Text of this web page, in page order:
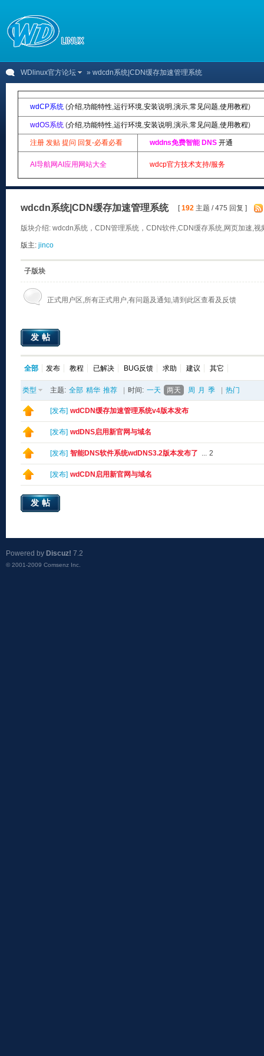
WDlinux官方论坛 » wdcdn系统|CDN缓存加速管理系统
wdCP系统 (介绍,功能特性,运行环境,安装说明 ,演示,常见问题,使用教程)
wdOS系统 (介绍,功能特性,运行环境,安装说明 ,演示,常见问题,使用教程)
注册 发贴 提问 回复-必看必看 wddns免费智能 DNS 开通
AI导航网AI应用网站大全 wdcp官方技术支持/服务
wdcdn系统|CDN缓存加速管理系统 [192 主题 / 475 回复 ]
版块介绍: wdcdn系统，CDN管理系统，CDN软件,CDN缓存系统,网页加速,
版主: jinco
子版块
正式用户区,所有正式用户,有问题及通知,请到此区查看及反馈
发帖
全部 发布 教程 已解决 BUG反馈 求助 建议 其它
类型 主题: 全部 精华 推荐 时间: 一天 两天 周 月 季 热门
[发布] wdCDN缓存加速管理系统v4版本发布
[发布] wdDNS启用新官网与域名
[发布] 智能DNS软件系统wdDNS3.2版本发布了 ... 2
[发布] wdCDN启用新官网与域名
发帖
Powered by Discuz! 7.2
© 2001-2009 Comsenz Inc.